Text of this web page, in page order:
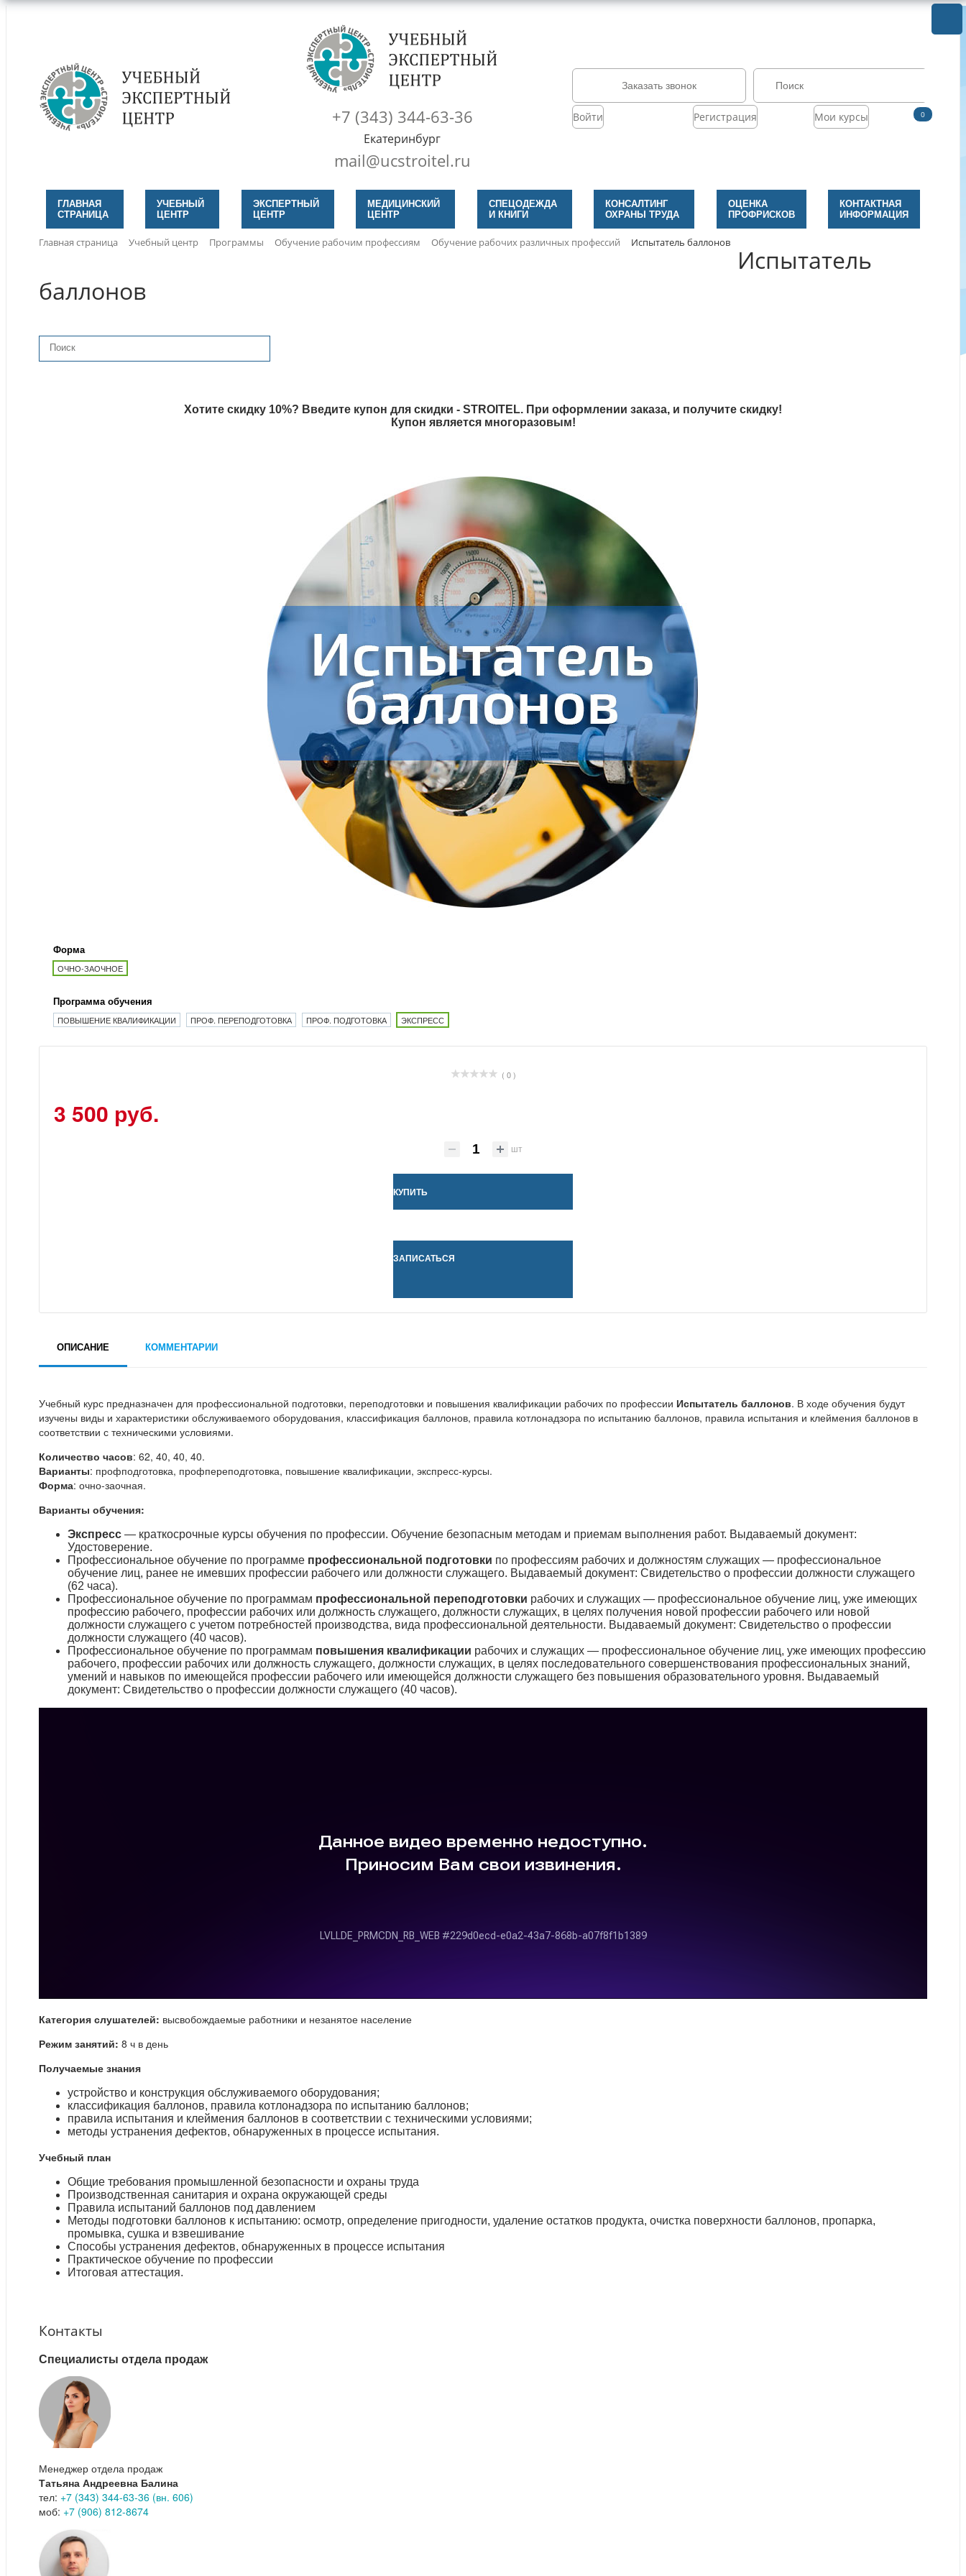
+7 (343) 344-63-36
Екатеринбург
mail@ucstroitel.ru
Заказать звонок
Войти Регистрация Мои курсы 0
ГЛАВНАЯ
СТРАНИЦА
УЧЕБНЫЙ
ЦЕНТР
ЭКСПЕРТНЫЙ
ЦЕНТР
МЕДИЦИНСКИЙ
ЦЕНТР
СПЕЦОДЕЖДА
И КНИГИ
КОНСАЛТИНГ
ОХРАНЫ ТРУДА
ОЦЕНКА
ПРОФРИСКОВ
КОНТАКТНАЯ
ИНФОРМАЦИЯ
Главная страница Учебный центр Программы Обучение рабочим профессиям Обучение рабочих различных профессий Испытатель баллонов
Испытатель
баллонов
Хотите скидку 10%? Введите купон для скидки - STROITEL. При оформлении заказа, и получите скидку!
Купон является многоразовым!
Форма
ОЧНО-ЗАОЧНОЕ
Программа обучения
ПОВЫШЕНИЕ КВАЛИФИКАЦИИ ПРОФ. ПЕРЕПОДГОТОВКА ПРОФ. ПОДГОТОВКА ЭКСПРЕСС
( 0 )
3 500 руб.
шт
КУПИТЬ
ЗАПИСАТЬСЯ
ОПИСАНИЕ КОММЕНТАРИИ
Учебный курс предназначен для профессиональной подготовки, переподготовки и повышения квалификации рабочих по профессии Испытатель баллонов. В ходе обучения будут
изучены виды и характеристики обслуживаемого оборудования, классификация баллонов, правила котлонадзора по испытанию баллонов, правила испытания и клеймения баллонов в
соответствии с техническими условиями.
Количество часов: 62, 40, 40, 40.
Варианты: профподготовка, профпереподготовка, повышение квалификации, экспресс-курсы.
Форма: очно-заочная.
Варианты обучения:
Экспресс — краткосрочные курсы обучения по профессии. Обучение безопасным методам и приемам выполнения работ. Выдаваемый документ:
Удостоверение.
Профессиональное обучение по программе профессиональной подготовки по профессиям рабочих и должностям служащих — профессиональное
обучение лиц, ранее не имевших профессии рабочего или должности служащего. Выдаваемый документ: Свидетельство о профессии должности служащего
(62 часа).
Профессиональное обучение по программам профессиональной переподготовки рабочих и служащих — профессиональное обучение лиц, уже имеющих
профессию рабочего, профессии рабочих или должность служащего, должности служащих, в целях получения новой профессии рабочего или новой
должности служащего с учетом потребностей производства, вида профессиональной деятельности. Выдаваемый документ: Свидетельство о профессии
должности служащего (40 часов).
Профессиональное обучение по программам повышения квалификации рабочих и служащих — профессиональное обучение лиц, уже имеющих профессию
рабочего, профессии рабочих или должность служащего, должности служащих, в целях последовательного совершенствования профессиональных знаний,
умений и навыков по имеющейся профессии рабочего или имеющейся должности служащего без повышения образовательного уровня. Выдаваемый
документ: Свидетельство о профессии должности служащего (40 часов).
Категория слушателей: высвобождаемые работники и незанятое население
Режим занятий: 8 ч в день
Получаемые знания
устройство и конструкция обслуживаемого оборудования;
классификация баллонов, правила котлонадзора по испытанию баллонов;
правила испытания и клеймения баллонов в соответствии с техническими условиями;
методы устранения дефектов, обнаруженных в процессе испытания.
Учебный план
Общие требования промышленной безопасности и охраны труда
Производственная санитария и охрана окружающей среды
Правила испытаний баллонов под давлением
Методы подготовки баллонов к испытанию: осмотр, определение пригодности, удаление остатков продукта, очистка поверхности баллонов, пропарка,
промывка, сушка и взвешивание
Способы устранения дефектов, обнаруженных в процессе испытания
Практическое обучение по профессии
Итоговая аттестация.
Контакты
Специалисты отдела продаж
Менеджер отдела продаж
Татьяна Андреевна Балина
тел: +7 (343) 344-63-36 (вн. 606)
моб: +7 (906) 812-8674